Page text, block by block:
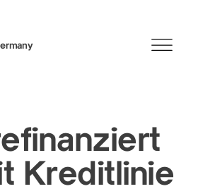
Kreditlinie